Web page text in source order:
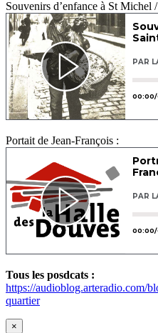
Souvenirs d’enfance à St Michel
Portait de Jean-François :
Tous les posdcats :
https://audioblog.arteradio.com/
quartier
×